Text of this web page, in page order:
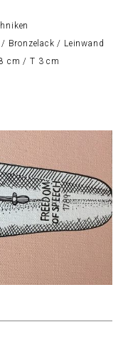
Bronzelack / Leinwand
cm / T 3 cm